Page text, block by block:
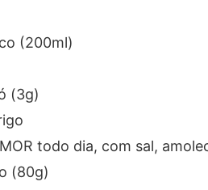
(200ml)
(3g)
todo dia, com sal,
(80g)